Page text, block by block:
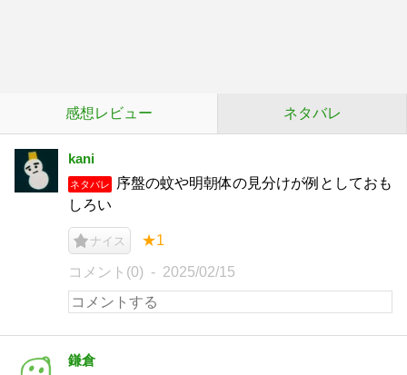
感想レビュー ネタバレ
kani
ネタバレ
序盤の蚊や明朝体の見分けが例としておも
しろい
ナイス ★1
コメント(0) 2025/02/15
鎌倉